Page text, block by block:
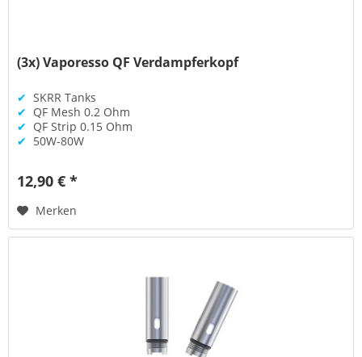
(3x) Vaporesso QF Verdampferkopf
✔ SKRR Tanks
✔ QF Mesh 0.2 Ohm
✔ QF Strip 0.15 Ohm
✔ 50W-80W
12,90 € *
Merken